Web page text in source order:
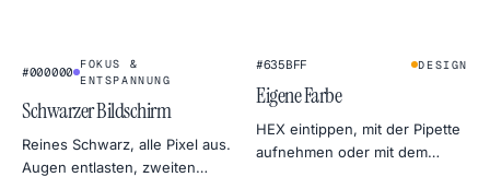
#000000
FOKUS &
ENTSPANNUNG
Schwarzer Bildschirm
Reines Schwarz, alle Pixel aus.
Augen entlasten, zweiten
★
#635BFF DESIGN
Eigene Farbe
HEX eintippen, mit der Pipette
aufnehmen oder mit dem